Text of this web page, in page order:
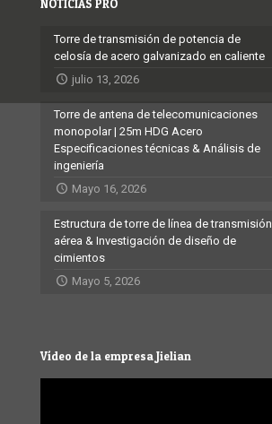
NOTICIAS PRO
Torre de transmisión de potencia de
celosía de acero galvanizado en caliente
julio 13, 2026
Torre de antena de telecomunicaciones
monopolar | 25m HDG Acero
Especificaciones técnicas & Análisis de
ingeniería
Mayo 16, 2026
Estructura de torre de línea de transmisión
aérea & Investigación de diseño de
cimientos
Mayo 5, 2026
Vídeo de la empresa Jielian